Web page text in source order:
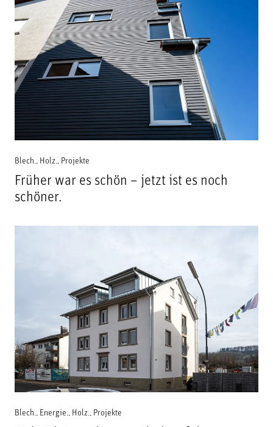
Blech., Holz., Projekte
Früher war es schön – jetzt ist es noch
schöner.
Blech., Energie., Holz., Projekte